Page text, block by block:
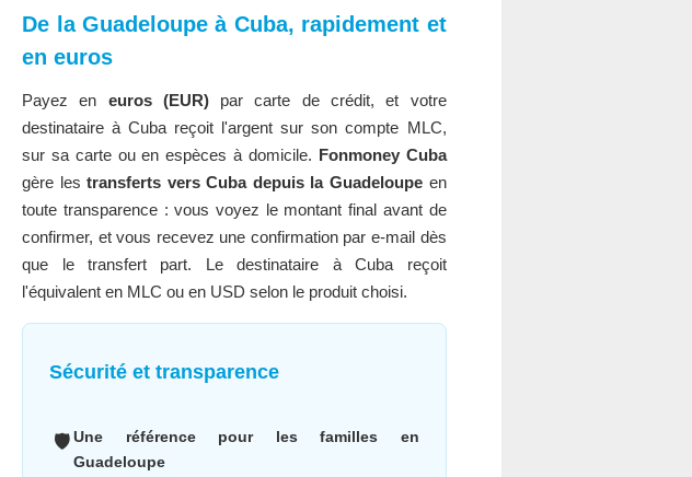
De la Guadeloupe à Cuba, rapidement et
en euros
Payez en euros (EUR)par carte de crédit, et votre
destinataire à Cuba reçoit l'argent sur son compte MLC,
sur sa carte ou en espèces à domicile. Fonmoney Cuba
gère lestransferts vers Cuba depuis la Guadeloupeen
toute transparence : vous voyez le montant final avant de
confirmer, et vous recevez une confirmation par e-mail dès
que le transfert part. Le destinataire à Cuba reçoit
l'équivalent en MLC ou en USD selon le produit choisi.
Sécurité et transparence
🛡️ Une référence pour les familles en
Guadeloupe